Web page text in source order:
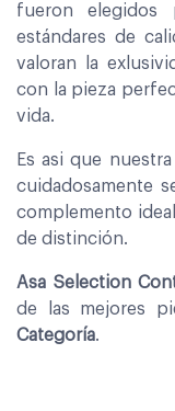
fueron elegidos
estándares de
valoran la
con la pieza
vida.
Es asi que
cuidadosamente
complemento
de distinción.
Asa Selection
de las mejores
Categoría.